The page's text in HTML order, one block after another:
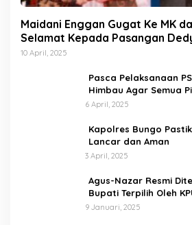
Maidani Enggan Gugat Ke MK
Selamat Kepada Pasangan
10 April, 2025
Pasca Pelaksanaan
Himbau Agar Semua
Kamtibmas
6 April, 2025
Kapolres Bungo
Lancar dan Aman
3 April, 2025
Agus-Nazar Resmi
Bupati Terpilih Oleh
9 Januari, 2025